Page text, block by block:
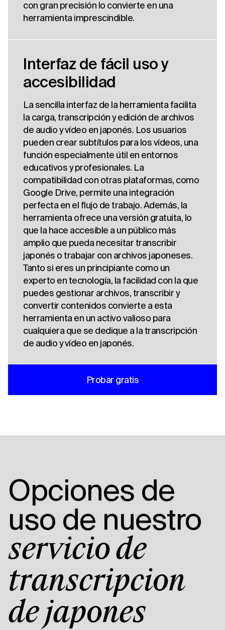
con gran precisión lo convierte en una
herramienta imprescindible.
Interfaz de fácil uso y
accesibilidad
La sencilla interfaz de la herramienta facilita
la carga, transcripción y edición de archivos
de audio y vídeo en japonés. Los usuarios
pueden crear subtítulos para los vídeos, una
función especialmente útil en entornos
educativos y profesionales. La
compatibilidad con otras plataformas, como
Google Drive, permite una integración
perfecta en el flujo de trabajo. Además, la
herramienta ofrece una versión gratuita, lo
que la hace accesible a un público más
amplio que pueda necesitar transcribir
japonés o trabajar con archivos japoneses.
Tanto si eres un principiante como un
experto en tecnología, la facilidad con la que
puedes gestionar archivos, transcribir y
convertir contenidos convierte a esta
herramienta en un activo valioso para
cualquiera que se dedique a la transcripción
de audio y vídeo en japonés.
Probar gratis
Opciones de
uso de nuestro
servicio de
transcripción
de japonés